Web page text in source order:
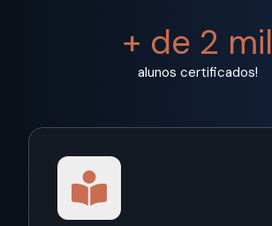
+ de 2 mil
alunos certificados!